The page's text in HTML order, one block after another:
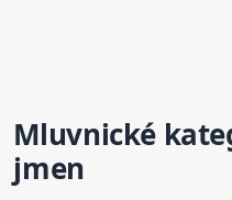
Mluvnické
jmen